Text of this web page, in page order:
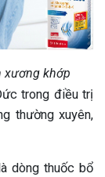
xương khớp
trong điều trị
thường xuyên,
dòng thuốc bổ